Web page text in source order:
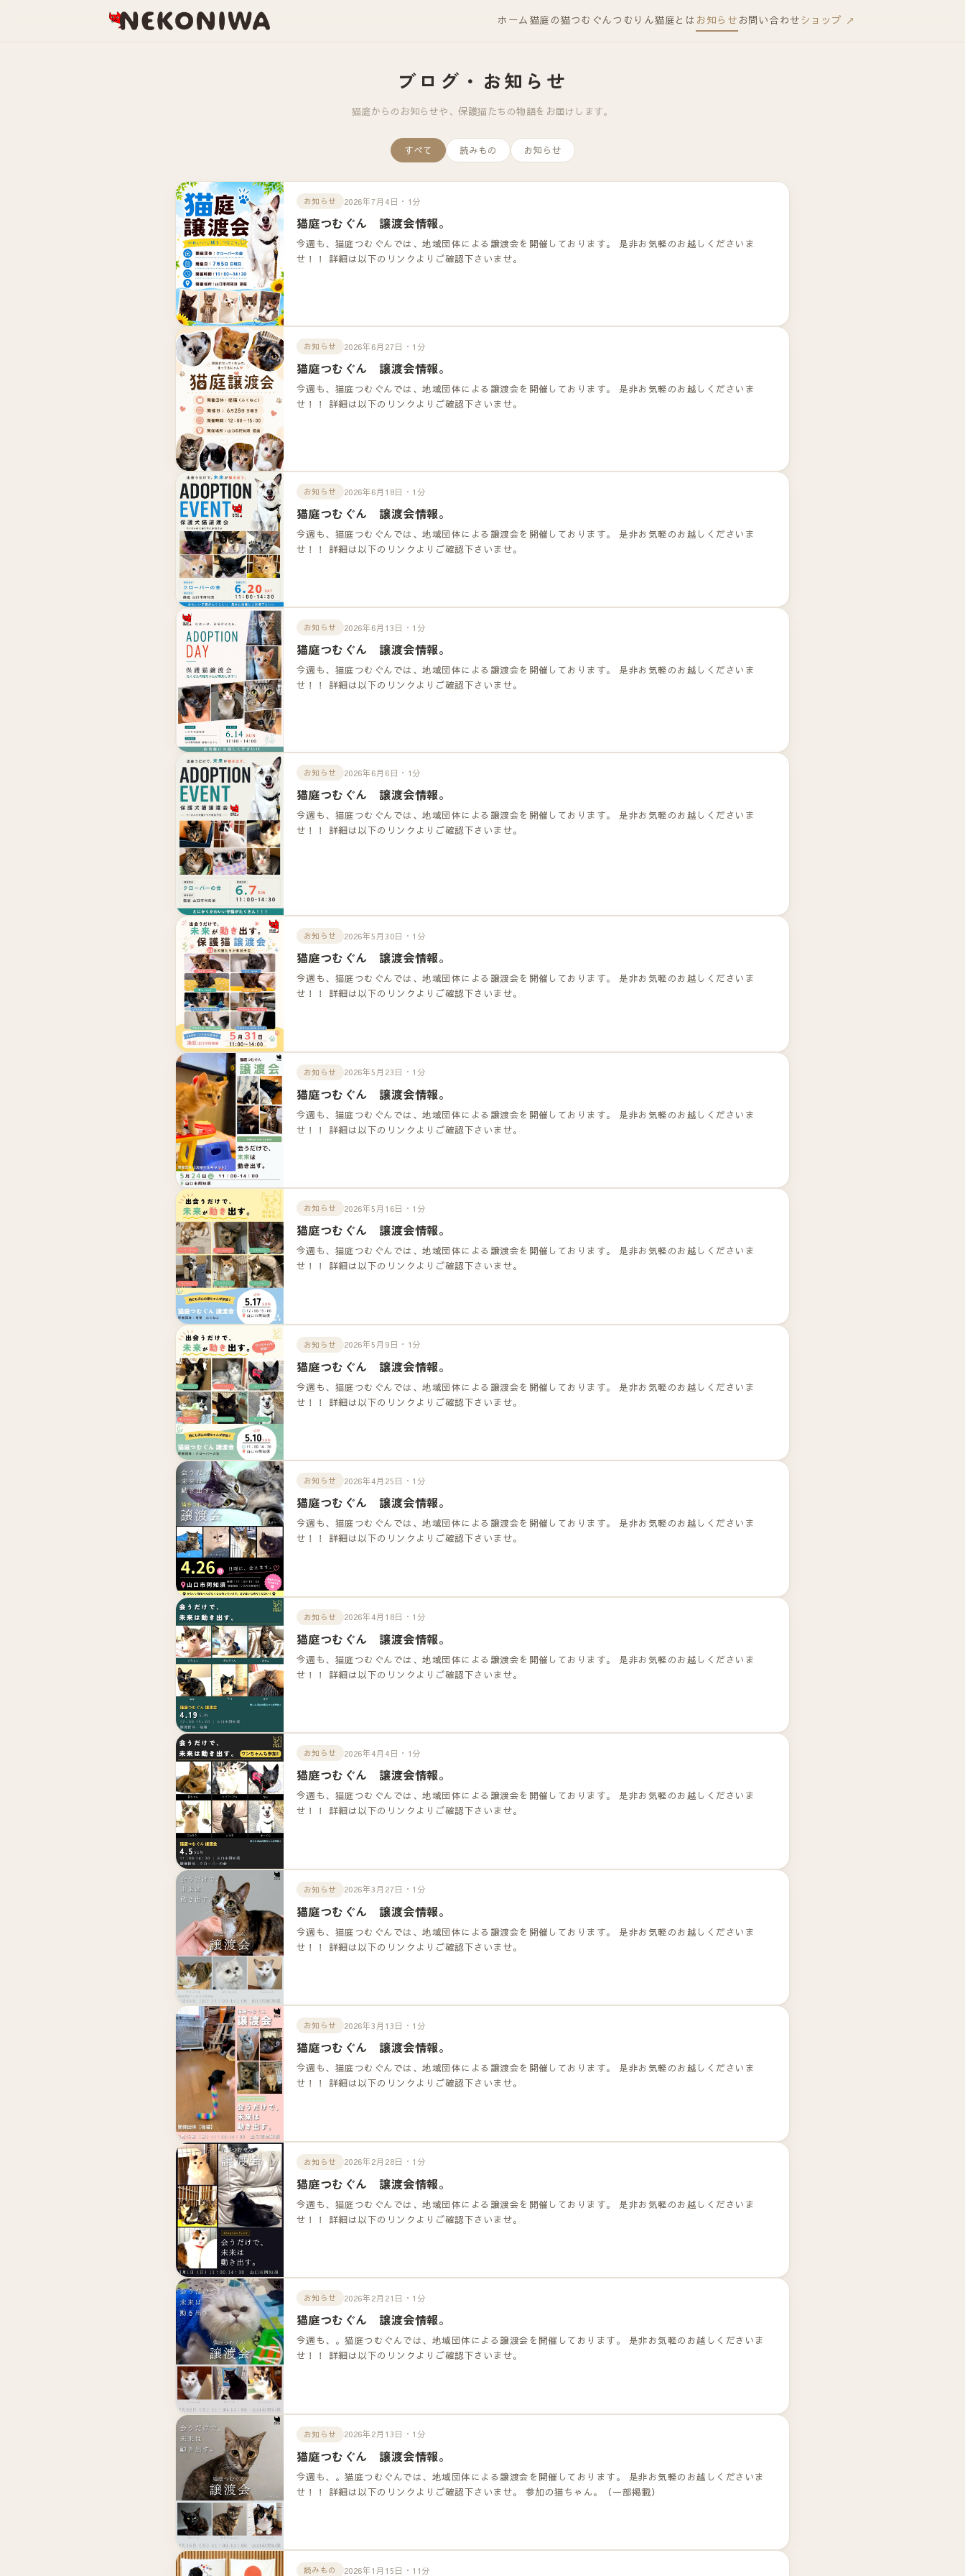
ホーム 猫庭の猫つむぐんつむりん猫庭とは お知らせ お問い合わせショップ ↗
ブログ・お知らせ
猫庭からのお知らせや、保護猫たちの物語をお届けします。
すべて 読みもの お知らせ
お知らせ 2026年7月4日・1分
猫庭つむぐん 譲渡会情報。
今週も、猫庭つむぐんでは、地域団体による譲渡会を開催しております。 是非お気軽のお越しくださいま
せ！！ 詳細は以下のリンクよりご確認下さいませ。
お知らせ 2026年6月27日・1分
猫庭つむぐん 譲渡会情報。
今週も、猫庭つむぐんでは、地域団体による譲渡会を開催しております。 是非お気軽のお越しくださいま
せ！！ 詳細は以下のリンクよりご確認下さいませ。
お知らせ 2026年6月18日・1分
猫庭つむぐん 譲渡会情報。
今週も、猫庭つむぐんでは、地域団体による譲渡会を開催しております。 是非お気軽のお越しくださいま
せ！！ 詳細は以下のリンクよりご確認下さいませ。
お知らせ 2026年6月13日・1分
猫庭つむぐん 譲渡会情報。
今週も、猫庭つむぐんでは、地域団体による譲渡会を開催しております。 是非お気軽のお越しくださいま
せ！！ 詳細は以下のリンクよりご確認下さいませ。
お知らせ 2026年6月6日・1分
猫庭つむぐん 譲渡会情報。
今週も、猫庭つむぐんでは、地域団体による譲渡会を開催しております。 是非お気軽のお越しくださいま
せ！！ 詳細は以下のリンクよりご確認下さいませ。
お知らせ 2026年5月30日・1分
猫庭つむぐん 譲渡会情報。
今週も、猫庭つむぐんでは、地域団体による譲渡会を開催しております。 是非お気軽のお越しくださいま
せ！！ 詳細は以下のリンクよりご確認下さいませ。
お知らせ 2026年5月23日・1分
猫庭つむぐん 譲渡会情報。
今週も、猫庭つむぐんでは、地域団体による譲渡会を開催しております。 是非お気軽のお越しくださいま
せ！！ 詳細は以下のリンクよりご確認下さいませ。
お知らせ 2026年5月16日・1分
猫庭つむぐん 譲渡会情報。
今週も、猫庭つむぐんでは、地域団体による譲渡会を開催しております。 是非お気軽のお越しくださいま
せ！！ 詳細は以下のリンクよりご確認下さいませ。
お知らせ 2026年5月9日・1分
猫庭つむぐん 譲渡会情報。
今週も、猫庭つむぐんでは、地域団体による譲渡会を開催しております。 是非お気軽のお越しくださいま
せ！！ 詳細は以下のリンクよりご確認下さいませ。
お知らせ 2026年4月25日・1分
猫庭つむぐん 譲渡会情報。
今週も、猫庭つむぐんでは、地域団体による譲渡会を開催しております。 是非お気軽のお越しくださいま
せ！！ 詳細は以下のリンクよりご確認下さいませ。
お知らせ 2026年4月18日・1分
猫庭つむぐん 譲渡会情報。
今週も、猫庭つむぐんでは、地域団体による譲渡会を開催しております。 是非お気軽のお越しくださいま
せ！！ 詳細は以下のリンクよりご確認下さいませ。
お知らせ 2026年4月4日・1分
猫庭つむぐん 譲渡会情報。
今週も、猫庭つむぐんでは、地域団体による譲渡会を開催しております。 是非お気軽のお越しくださいま
せ！！ 詳細は以下のリンクよりご確認下さいませ。
お知らせ 2026年3月27日・1分
猫庭つむぐん 譲渡会情報。
今週も、猫庭つむぐんでは、地域団体による譲渡会を開催しております。 是非お気軽のお越しくださいま
せ！！ 詳細は以下のリンクよりご確認下さいませ。
お知らせ 2026年3月13日・1分
猫庭つむぐん 譲渡会情報。
今週も、猫庭つむぐんでは、地域団体による譲渡会を開催しております。 是非お気軽のお越しくださいま
せ！！ 詳細は以下のリンクよりご確認下さいませ。
お知らせ 2026年2月28日・1分
猫庭つむぐん 譲渡会情報。
今週も、猫庭つむぐんでは、地域団体による譲渡会を開催しております。 是非お気軽のお越しくださいま
せ！！ 詳細は以下のリンクよりご確認下さいませ。
お知らせ 2026年2月21日・1分
猫庭つむぐん 譲渡会情報。
今週も、。猫庭つむぐんでは、地域団体による譲渡会を開催しております。 是非お気軽のお越しくださいま
せ！！ 詳細は以下のリンクよりご確認下さいませ。
お知らせ 2026年2月13日・1分
猫庭つむぐん 譲渡会情報。
今週も、。猫庭つむぐんでは、地域団体による譲渡会を開催しております。 是非お気軽のお越しくださいま
せ！！ 詳細は以下のリンクよりご確認下さいませ。 参加の猫ちゃん。（一部掲載）
読みもの 2026年1月15日・11分